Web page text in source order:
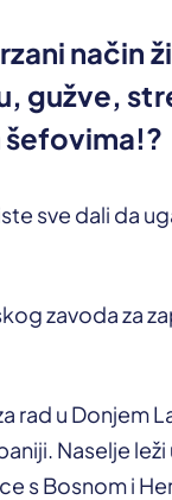
način
gužve,
sve dali da
zavoda za
rad u
Naselje
s Bosnom i